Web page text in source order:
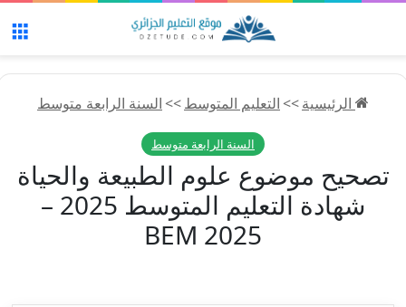
الرئيسية>>التعليم المتوسط>>السنة الرابعة متوسط
السنة الرابعة متوسط
تصحيح موضوع علوم الطبيعة والحياة
شهادة التعليم المتوسط 2025 –
BEM 2025